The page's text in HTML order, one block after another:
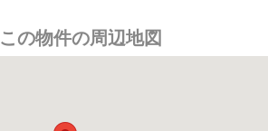
この物件の周辺地図